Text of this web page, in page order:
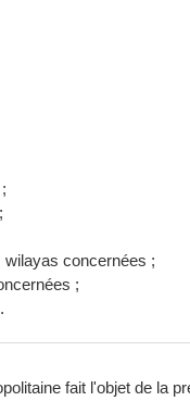
concernées ;
;
fait l'objet de la